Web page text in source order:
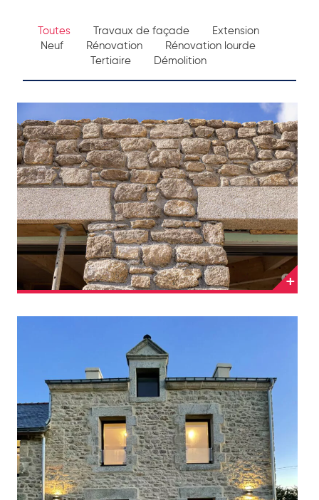
Toutes Travaux de façade
Extension
Neuf
Rénovation
Rénovation lourde
Tertiaire
Démolition